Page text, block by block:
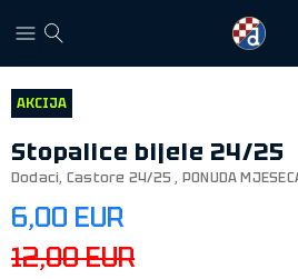
AKCIJA
Stopalice bijele 24/25
Dodaci, Castore 24/25, PONUDA
6,00 EUR
12,00 EUR